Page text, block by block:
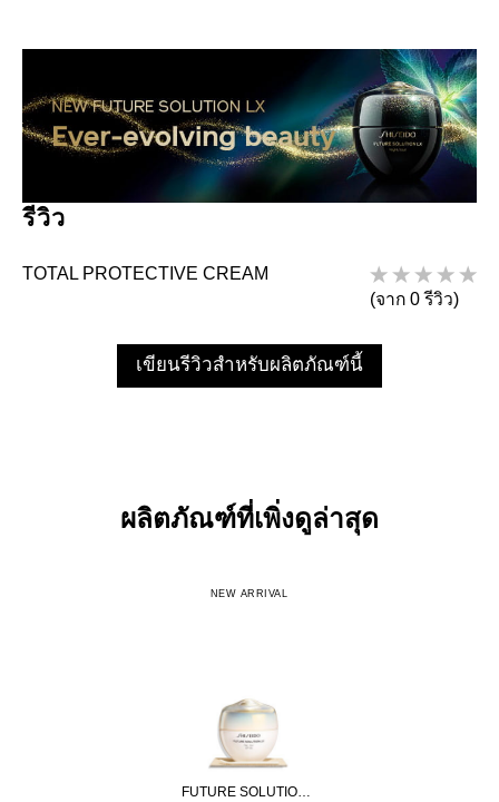
รีวิว
TOTAL PROTECTIVE CREAM
(จาก 0 รีวิว)
เขียนรีวิวสำหรับผลิตภัณฑ์นี้
ผลิตภัณฑ์ที่เพิ่งดูล่าสุด
NEW ARRIVAL
FUTURE SOLUTION LX